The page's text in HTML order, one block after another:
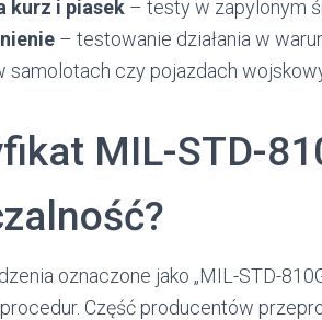
kurz i piasek – testy w zapylonym
– testowanie działania w
samolotach czy pojazdach
MIL-STD-
oznaczone jako „MIL-STD-
Część producentów